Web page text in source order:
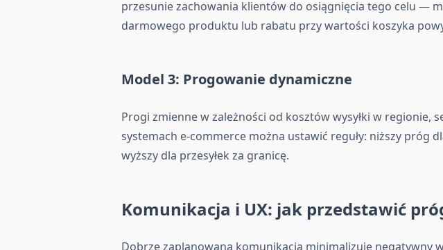
przesunie zachowania klientów do osiągnięcia tego celu —
darmowego produktu lub rabatu przy wartości koszyka
Model 3: Progowanie dynamiczne
Progi zmienne w zależności od kosztów wysyłki w regionie,
systemach e-commerce można ustawić reguły: niższy próg
wyższy dla przesyłek za granicę.
Komunikacja i UX: jak przedstawić
Dobrze zaplanowana komunikacja minimalizuje negatywny